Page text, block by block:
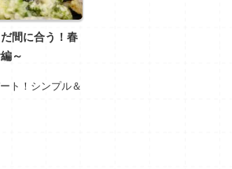
間に合う！春
～
ト！シンプル＆